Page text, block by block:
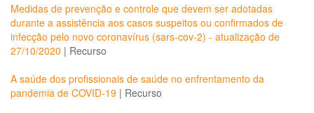
Medidas de prevenção e controle que devem ser adotadas
durante a assistência aos casos suspeitos ou confirmados de
infecção pelo novo coronavírus (sars-cov-2) - atualização de
27/10/2020 | Recurso
A saúde dos profissionais de saúde no enfrentamento da
pandemia de COVID-19 | Recurso